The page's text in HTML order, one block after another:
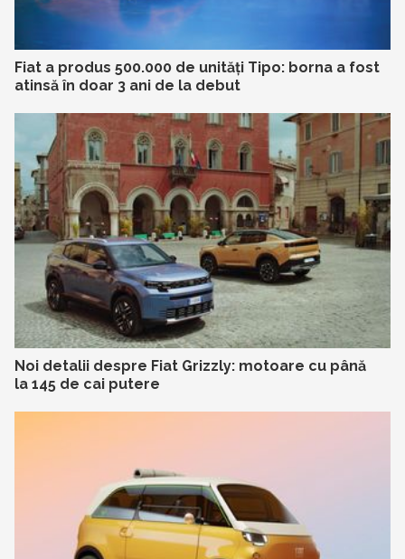
Fiat a produs 500.000 de unități Tipo: borna a fost
atinsă în doar 3 ani de la debut
Noi detalii despre Fiat Grizzly: motoare cu până
la 145 de cai putere